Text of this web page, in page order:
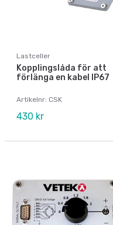
Lastceller
Kopplingslåda för att
förlänga en kabel IP67
Artikelnr: CSK
430 kr